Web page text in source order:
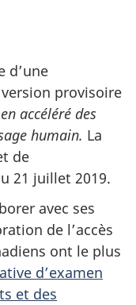
d’une
provisoire
accéléré des
humain. La
de
21 juillet 2019.
avec ses
de l’accès
ont le plus
d’examen
et des